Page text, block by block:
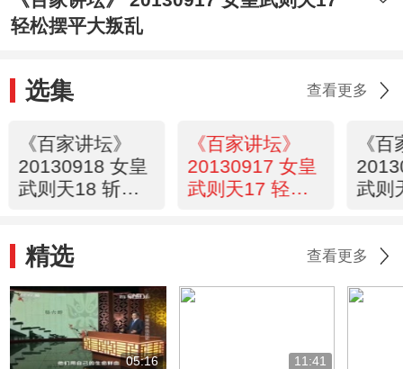
轻松摆平大叛乱
选集 查看更多
《百家讲坛》
20130918 女皇
武则天18 斩杀
《百家讲坛》
20130917 女皇
武则天17 轻松
《
武则
精选 查看更多
05:16 11:41